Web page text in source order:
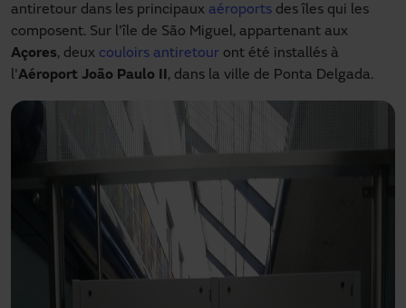
antiretour dans les principaux aéroports des îles qui les
composent. Sur l'île de São Miguel, appartenant aux
Açores, deux couloirs antiretour ont été installés à
l'Aéroport João Paulo II , dans la ville de Ponta Delgada.